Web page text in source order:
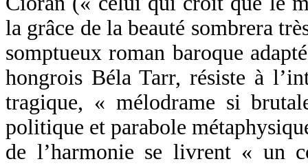
la grâce de la beauté sombrera
somptueux roman baroque
hongrois Béla Tarr, résiste à
tragique, « mélodrame si
politique et parabole
de l’harmonie se livrent « un